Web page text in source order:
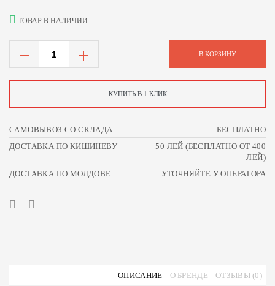
ТОВАР В НАЛИЧИИ
В КОРЗИНУ
КУПИТЬ В 1 КЛИК
САМОВЫВОЗ СО СКЛАДА
БЕСПЛАТНО
ДОСТАВКА ПО КИШИНЕВУ
50 ЛЕЙ (БЕСПЛАТНО ОТ 400
ЛЕЙ)
ДОСТАВКА ПО МОЛДОВЕ
УТОЧНЯЙТЕ У ОПЕРАТОРА
ОПИСАНИЕ О БРЕНДЕ ОТЗЫВЫ (0)